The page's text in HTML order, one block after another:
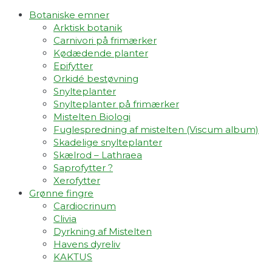
Botaniske emner
Arktisk botanik
Carnivori på frimærker
Kødædende planter
Epifytter
Orkidé bestøvning
Snylteplanter
Snylteplanter på frimærker
Mistelten Biologi
Fuglespredning af mistelten (Viscum album)​
Skadelige snylteplanter
Skælrod – Lathraea
Saprofytter ?
Xerofytter
Grønne fingre
Cardiocrinum
Clivia
Dyrkning af Mistelten
Havens dyreliv
KAKTUS